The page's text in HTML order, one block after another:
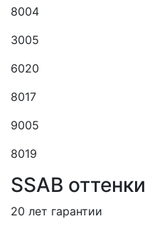
8004
3005
6020
8017
9005
8019
SSAB оттенки
20 лет гарантии